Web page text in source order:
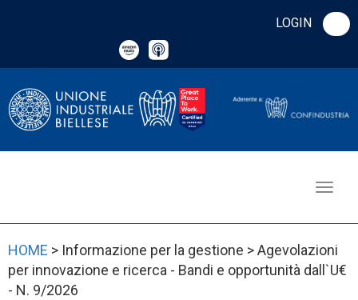
LOGIN
HOME > Informazione per la gestione > Agevolazioni
per innovazione e ricerca - Bandi e opportunità dall`U€
- N. 9/2026